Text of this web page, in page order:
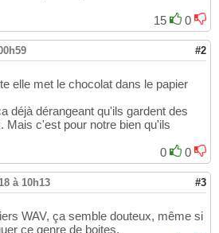
15
0
#2
elle met le chocolat dans le papier
déjà dérangeant qu'ils gardent des
Mais c'est pour notre bien qu'ils
0
0
à 10h13 #3
WAV, ça semble douteux, même si
ce genre de boites.